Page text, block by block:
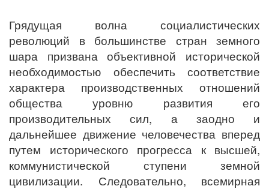
Грядущая волна социалистических
революций в большинстве стран земного
шара призвана объективной исторической
необходимостью обеспечить соответствие
характера производственных отношений
общества уровню развития его
производительных сил, а заодно и
дальнейшее движение человечества вперед
путем исторического прогресса к высшей,
коммунистической ступени земной
цивилизации. Следовательно, всемирная